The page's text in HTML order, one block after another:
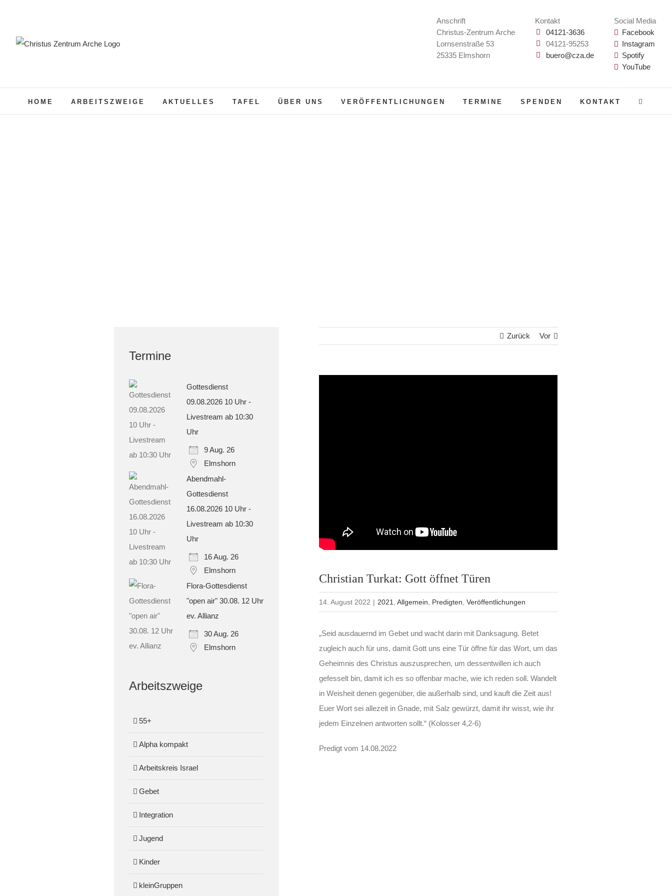
springen
Anschrift
Christus-Zentrum Arche
Lornsenstraße 53
25335 Elmshorn
Kontakt
04121-3636
04121-95253
buero@cza.de
Social Media
Facebook
Instagram
Spotify
YouTube
HOME ARBEITSZWEIGE AKTUELLES TAFEL ÜBER UNS VERÖFFENTLICHUNGEN TERMINE SPENDEN KONTAKT
Zurück Vor
Christian Turkat: Gott öffnet Türen
14. August 2022 | 2021 ,Allgemein Predigten ,Veröffentlichungen
„Seid ausdauernd im Gebet und wacht darin mit Danksagung. Betet
zugleich auch für uns, damit Gott uns eine Tür öffne für das Wort, um das
Geheimnis des Christus auszusprechen, um dessentwillen ich auch
gefesselt bin, damit ich es so offenbar mache, wie ich reden soll. Wandelt
in Weisheit denen gegenüber, die außerhalb sind, und kauft die Zeit aus!
Euer Wort sei allezeit in Gnade, mit Salz gewürzt, damit ihr wisst, wie ihr
jedem Einzelnen antworten sollt.“ (Kolosser 4,2-6)
Predigt vom 14.08.2022
Termine
Gottesdienst
09.08.2026 10 Uhr -
Livestream ab 10:30
Uhr
9 Aug. 26
Elmshorn
Abendmahl-
Gottesdienst
16.08.2026 10 Uhr -
Livestream ab 10:30
Uhr
16 Aug. 26
Elmshorn
Flora-Gottesdienst
"open air" 30.08. 12 Uhr
ev. Allianz
30 Aug. 26
Elmshorn
Arbeitszweige
55+
Alpha kompakt
Arbeitskreis Israel
Gebet
Integration
Jugend
Kinder
kleinGruppen